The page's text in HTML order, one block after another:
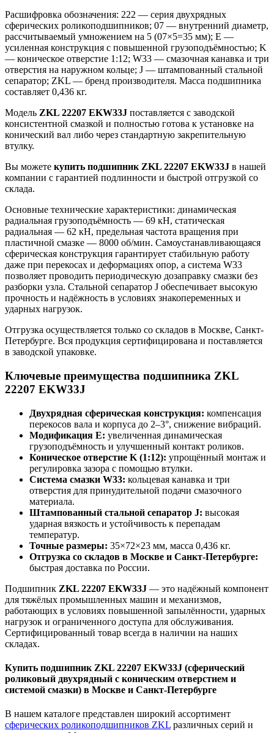
Расшифровка обозначения: 222 — серия двухрядных
сферических роликоподшипников; 07 — внутренний диаметр,
рассчитываемый умножением на 5 (07×5=35 мм); E —
усиленная конструкция с повышенной грузоподъёмностью; K
— коническое отверстие 1:12; W33 — смазочная канавка и три
отверстия на наружном кольце; J — штампованный стальной
сепаратор; ZKL — бренд производителя. Масса подшипника
составляет 0,436 кг.
Модель ZKL 22207 EKW33J поставляется с заводской
консистентной смазкой и полностью готова к установке на
конический вал либо через стандартную закрепительную
втулку.
Вы можете купить подшипник ZKL 22207 EKW33J в нашей
компании с гарантией подлинности и быстрой отгрузкой со
склада.
Основные технические характеристики: динамическая
радиальная грузоподъёмность — 69 кН, статическая
радиальная — 62 кН, предельная частота вращения при
пластичной смазке — 8000 об/мин. Самоустанавливающаяся
сферическая конструкция гарантирует стабильную работу
даже при перекосах и деформациях опор, а система W33
позволяет проводить периодическую дозаправку смазки без
разборки узла. Стальной сепаратор J обеспечивает высокую
прочность и надёжность в условиях знакопеременных и
ударных нагрузок.
Отгрузка осуществляется только со складов в Москве, Санкт-
Петербурге. Вся продукция сертифицирована и поставляется
в заводской упаковке.
Ключевые преимущества подшипника ZKL
22207 EKW33J
Двухрядная сферическая конструкция: компенсация
перекосов вала и корпуса до 2–3°, снижение вибраций.
Модификация E: увеличенная динамическая
грузоподъёмность и улучшенный контакт роликов.
Коническое отверстие K (1:12): упрощённый монтаж и
регулировка зазора с помощью втулки.
Система смазки W33: кольцевая канавка и три
отверстия для принудительной подачи смазочного
материала.
Штампованный стальной сепаратор J: высокая
ударная вязкость и устойчивость к перепадам
температур.
Точные размеры: 35×72×23 мм, масса 0,436 кг.
Отгрузка со складов в Москве и Санкт-Петербурге:
быстрая доставка по России.
Подшипник ZKL 22207 EKW33J — это надёжный компонент
для тяжёлых промышленных машин и механизмов,
работающих в условиях повышенной запылённости, ударных
нагрузок и ограниченного доступа для обслуживания.
Сертифицированный товар всегда в наличии на наших
складах.
Купить подшипник ZKL 22207 EKW33J (сферический
роликовый двухрядный с коническим отверстием и
системой смазки) в Москве и Санкт-Петербурге
В нашем каталоге представлен широкий ассортимент
сферических роликоподшипников ZKL различных серий и